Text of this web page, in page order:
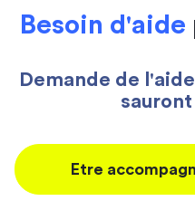
Besoin d'aide
Demande de
Etre